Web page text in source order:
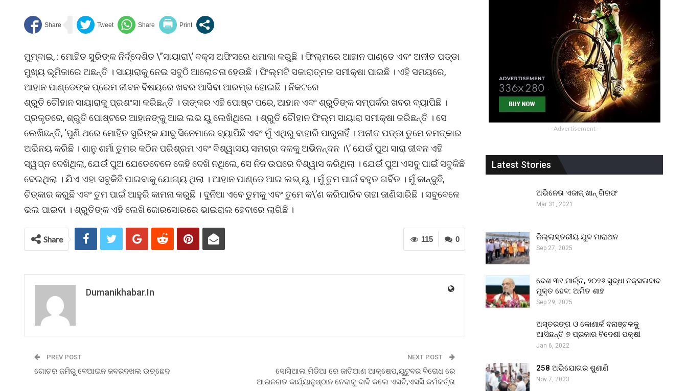
ମୁମ୍ବାଇ, : ମୋହିତ ସୁରିଙ୍କ ନିର୍ଦ୍ଦେଶିତ \”ସାୟାରା\’ ବକ୍ସ ଅଫିସରେ ଧମାକା କରୁଛି । ଫିଲ୍ମରେ ଆହାନ ପାଣ୍ଡେ ଏବଂ ଅନୀତ ପଡ୍ଡା
ମୁଖ୍ୟ ଭୂମିକାରେ ଅଛନ୍ତି । ସାୟାରାକୁ ନେଇ ସବୁଠି ଆଲୋଚନା ହେଉଛି । ଫିଲ୍ମଟି ସକାରାତ୍ମକ ସମୀକ୍ଷା ପାଇଛି । ଏହି ସମୟରେ,
ଆହାନ ପାଣ୍ଡେଙ୍କ ପ୍ରେମ ଜୀବନ ବିଷୟରେ ଖବର ଆସିବା ଆରମ୍ଭ ହୋଇଛି । ନିକଟରେ
ଶ୍ରୁତି ଚୌହାନ ସାୟାରାକୁ ପ୍ରଶଂସା କରିଛନ୍ତି । ତାଙ୍କର ଏହି ପୋଷ୍ଟ ପରେ, ଆହାନ ଏବଂ ଶ୍ରୁତିଙ୍କ ସମ୍ପର୍କର ଖବର ବ୍ୟାପିଛି ।
ପ୍ରକୃତରେ, ଶ୍ରୁତି ପୋଷ୍ଟରେ ଆହାନଙ୍କୁ ଆଇ ଲଭ ୟୁ ଲେଖିଥିଲେ । ଶ୍ରୁତି ଚୌହାନ ଫିଲ୍ମ ସାୟାରା ସମୀକ୍ଷା କରିଛନ୍ତି । ସେ
ଲେଖିଛନ୍ତି, ‘ପୁଣି ଥରେ ମୋହିତ ସୁରିଙ୍କ ଯାଦୁ ସିନେମାରେ ବ୍ୟାପିଛି ଏବଂ ମୁଁ ଏଥିରୁ ବାହାରି ପାରୁନାହିଁ । ଅନୀତ ପଡ୍ଡା ତୁମେ ଚମତ୍କାର
ଅଭିନୟ କରିଛି । ଶାନୁ ଶର୍ମା ତୁମର କଠିନ ପରିଶ୍ରମ ଏବଂ ବିଶ୍ୱାସୟ ସମଗ୍ର ଦଳକୁ ଅଭିନନ୍ଦନ ।\’ ଯେଉଁ ପୁଅ ସାରା ଜୀବନ ଏହି
ସ୍ୱପ୍ନ ଦେଖିଥିଲା, ଯେଉଁ ପୁଅ ଯେତେବେଳେ କେହି ଦେଖି ନଥିଲେ, ସେ ନିଜ ଉପରେ ବିଶ୍ୱାସ କରିଥିଲା । ଯେଉଁ ପୁଅ ଏସବୁ ପାଇଁ ସବୁକିଛି
ଦେଇଥିଲା । ଯିଏ ଏହା ସବୁକିଛି ପାଇବାକୁ ଯୋଗ୍ୟ ଥିଲା । ଆହାନ ପାଣ୍ଡେ ଆଇ ଲଭ୍ ୟୁ । ମୁଁ ତୁମ ପାଇଁ ବହୁତ ଗର୍ବିତ । ମୁଁ କାନ୍ଦୁଛି,
ଚିତ୍କାର କରୁଛି ଏବଂ ତୁମ ପାଇଁ ଆହୁରି କାମନା କରୁଛି । ଦୁନିଆ ଏବେ ତୁମକୁ ଏବଂ ତୁମେ କ\’ଣ କରିପାରିବ ତାହା ଜାଣିସାରିଛି । ସବୁବେଳେ
ଭଲ ପାଇବା । ଶ୍ରୁତିଙ୍କ ଏହି ଲେଖି ଜୋରସୋରରେ ଭାଇରାଲ ହେବାରେ ଲାଗିଛି ।
0
115
Share
Dumanikhabar.in
PREV POST
ଗୋଚର ଜମିରୁ ବେଆଇନ ଜବରଦଖଲ ଉଚ୍ଛେଦ
NEXT POST
ସୋସିଆଲ ମିଡିଆ ରେ ଜାତିଆଣ ଆକ୍ଷେପ,ୟୁଟୁବର ବିରୋଧ ରେ
ଆଇନଗତ କାର୍ଯ୍ୟାନୁଷ୍ଠାନ ନେବାକୁ ଦାବି କଲେ ଏସଟି,ଏସସି କର୍ମକର୍ତ୍ତା
- Advertisement -
Latest Stories
ଅଭିନେତା ଏଜାଜ୍ ଖାନ୍ ଗିରଫ
Mar 31, 2021
ଜିଲ୍ଲାସ୍ତରୀୟ ଯୁବ ମାରାଥନ
Sep 27, 2025
ଦେଶ ୩୧ ମାର୍ଚ୍ଚ, ୨୦୨୬ ସୁଦ୍ଧା ନକ୍ସଲବାଦ
ମୁକ୍ତ ହେବ: ଅମିତ ଶାହ
Sep 29, 2025
ଅସ୍ତରଙ୍ଗ ଓ କୋଣାର୍କ ବନାଞ୍ଚଳକୁ
ଆସିଛନ୍ତି ୭ ପ୍ରକାର ବିଦେଶୀ ପକ୍ଷୀ
Jan 6, 2022
258 ଅଭିଯୋଗର ଶୁଣାଣି
Nov 7, 2023